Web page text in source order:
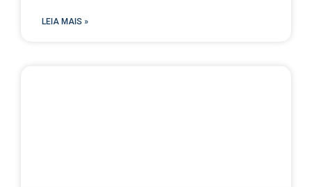
LEIA MAIS »